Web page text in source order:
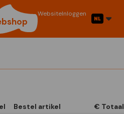
WebsiteInloggen
Bestel artikel € Totaal